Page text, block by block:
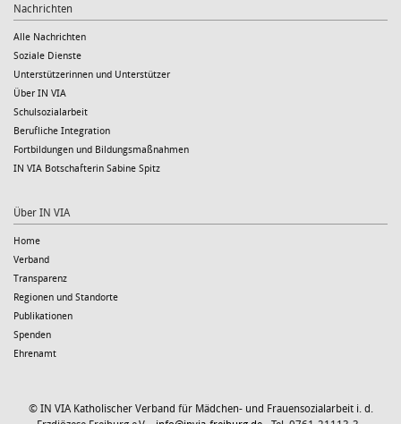
Nachrichten
Alle Nachrichten
Soziale Dienste
Unterstützerinnen und Unterstützer
Über IN VIA
Schulsozialarbeit
Berufliche Integration
Fortbildungen und Bildungsmaßnahmen
IN VIA Botschafterin Sabine Spitz
Über IN VIA
Home
Verband
Transparenz
Regionen und Standorte
Publikationen
Spenden
Ehrenamt
© IN VIA Katholischer Verband für Mädchen- und Frauensozialarbeit i. d.